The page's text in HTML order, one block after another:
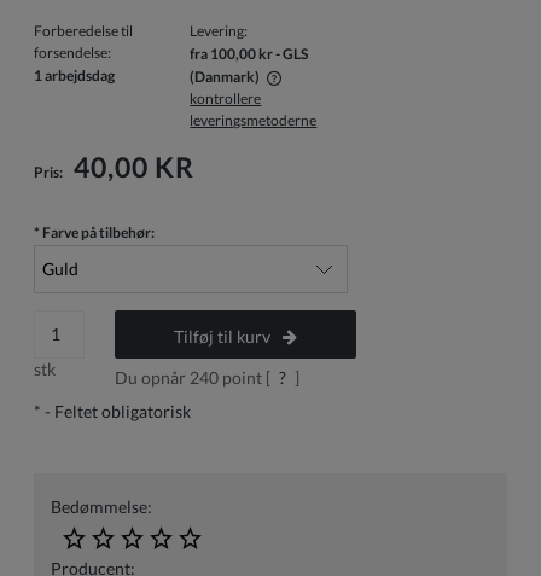
Forberedelse til
forsendelse:
1 arbejdsdag
Levering:
fra 100,00 kr- GLS
(Danmark)
Prisen inkluderer ikke eventuelle betalingsomkostninger
kontrollere
leveringsmetoderne
Pris: 40,00 KR
* Farve på tilbehør:
stk
Tilføj til kurv
Du opnår 240point [ ? ]
* - Feltet obligatorisk
Bedømmelse:
Producent: